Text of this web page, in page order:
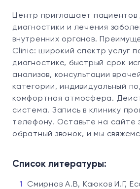
Центр приглашает пациентов
диагностики и лечения
внутренних органов.
Clinic: широкий спектр услуг
диагностике, быстрый срок
анализов, консультации
категории, индивидуальный
комфортная атмосфера.
система. Запись в клинику
телефону. Оставьте на сайте
обратный звонок, и мы
Список литературы:
Смирнов А.В, Каюков И.Г,